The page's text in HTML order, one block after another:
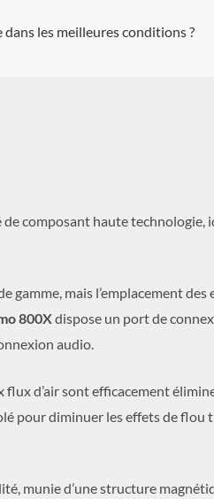
les meilleures conditions ?
de composant haute technologie,
gamme, mais l’emplacement
800Xdispose un port de
audio.
d’air sont efficacement
pour diminuer les effets de
munie d’une structure